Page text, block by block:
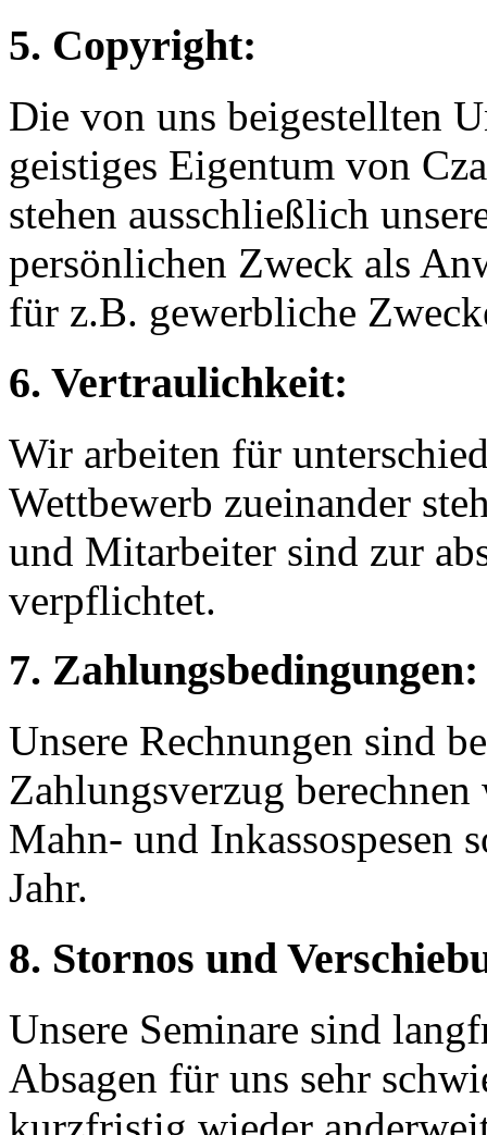
5. Copyright:
Die von uns beigestellten
geistiges Eigentum von
stehen ausschließlich
persönlichen Zweck als
für z.B. gewerbliche
6. Vertraulichkeit:
Wir arbeiten für
Wettbewerb zueinander
und Mitarbeiter sind zur
verpflichtet.
7. Zahlungsbedingungen:
Unsere Rechnungen sind
Zahlungsverzug
Mahn- und Inkassospesen
Jahr.
8. Stornos und
Unsere Seminare sind
Absagen für uns sehr